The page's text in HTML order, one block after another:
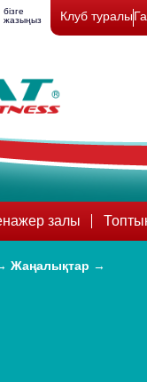
бізге
жазыңыз
Клуб туралы
залы
Жаңалықтар →